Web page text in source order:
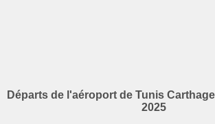
Départs de l'aéroport de Tunis
2025